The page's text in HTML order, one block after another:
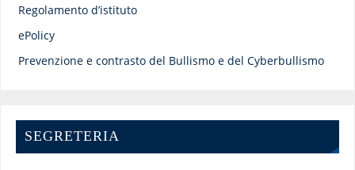
Regolamento d’istituto
ePolicy
Prevenzione e contrasto del Bullismo e del Cyberbullismo
SEGRETERIA